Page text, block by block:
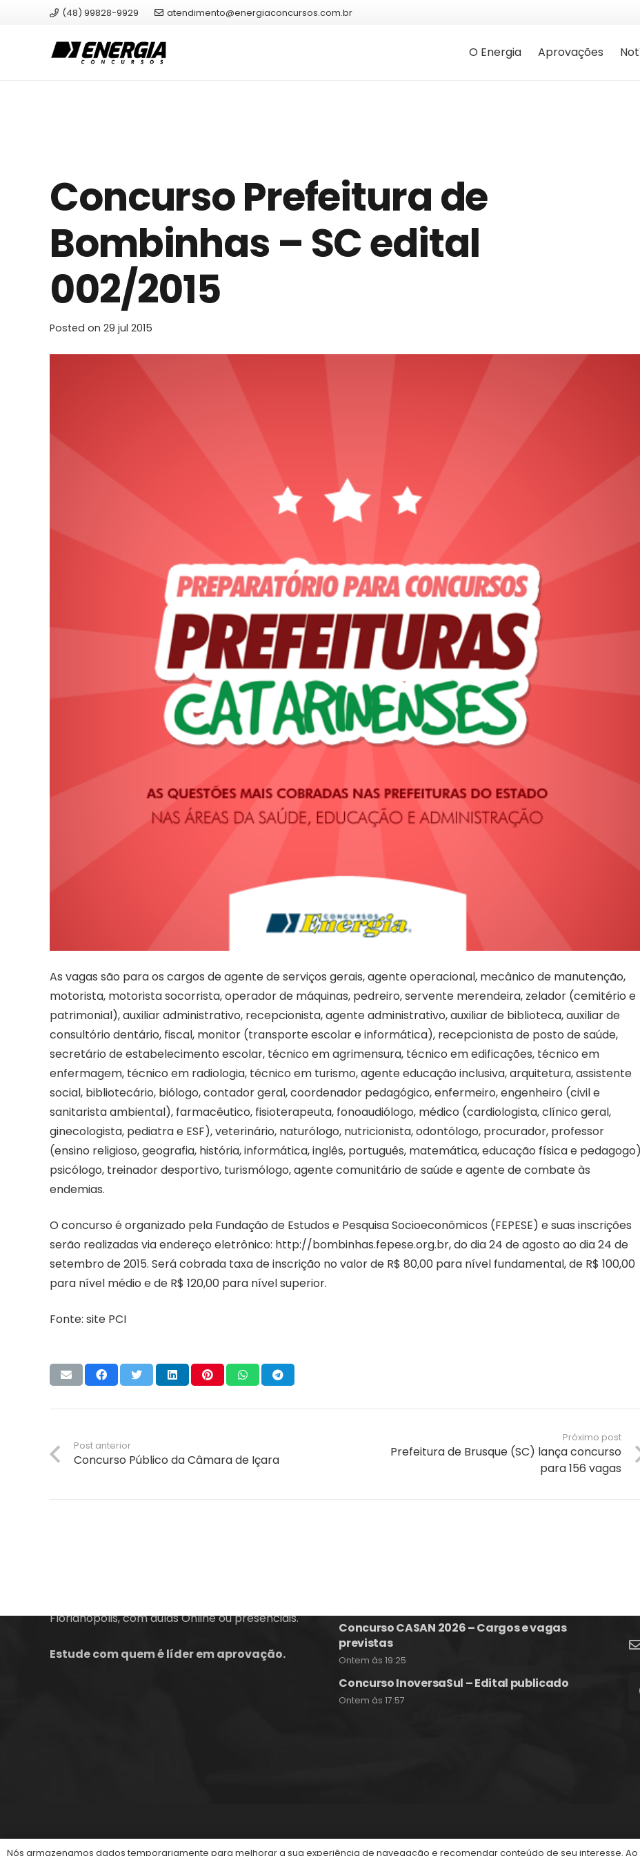
(48) 99828-9929 atendimento@energiaconcursos.com.br
O Energia Aprovações
Concurso Prefeitura de
Bombinhas – SC edital
002/2015
Posted on 29 jul 2015
As vagas são para os cargos de agente de serviços gerais, agente operacional, mecânico de manutenção,
motorista, motorista socorrista, operador de máquinas, pedreiro, servente merendeira, zelador (cemitério e
patrimonial), auxiliar administrativo, recepcionista, agente administrativo, auxiliar de biblioteca, auxiliar de
consultório dentário, fiscal, monitor (transporte escolar e informática), recepcionista de posto de saúde,
secretário de estabelecimento escolar, técnico em agrimensura, técnico em edificações, técnico em
enfermagem, técnico em radiologia, técnico em turismo, agente educação inclusiva, arquitetura, assistente
social, bibliotecário, biólogo, contador geral, coordenador pedagógico, enfermeiro, engenheiro (civil e
sanitarista ambiental), farmacêutico, fisioterapeuta, fonoaudiólogo, médico (cardiologista, clínico geral,
ginecologista, pediatra e ESF), veterinário, naturólogo, nutricionista, odontólogo, procurador, professor
(ensino religioso, geografia, história, informática, inglês, português, matemática, educação física e
psicólogo, treinador desportivo, turismólogo, agente comunitário de saúde e agente de combate às
endemias.
O concurso é organizado pela Fundação de Estudos e Pesquisa Socioeconômicos (FEPESE) e suas inscrições
serão realizadas via endereço eletrônico: http://bombinhas.fepese.org.br, do dia 24 de agosto ao dia 24 de
setembro de 2015. Será cobrada taxa de inscrição no valor de R$ 80,00 para nível fundamental, de R$ 100,00
para nível médio e de R$ 120,00 para nível superior.
Fonte: site PCI
Post anterior
Concurso Público da Câmara de Içara
Próximo post
Prefeitura de Brusque (SC) lança concurso
para 156 vagas
Florianópolis, com aulas Online ou presenciais.
Estude com quem é líder em aprovação.
Concurso CASAN 2026 – Cargos e vagas
previstas
Ontem às 19:25
Concurso InoversaSul – Edital publicado
Ontem às 17:57
©2013-2024Energia Concursos. Todos os direitos reservados.
Nós armazenamos dados temporariamente para melhorar a sua experiência de navegação e recomendar conteúdo de seu interesse.